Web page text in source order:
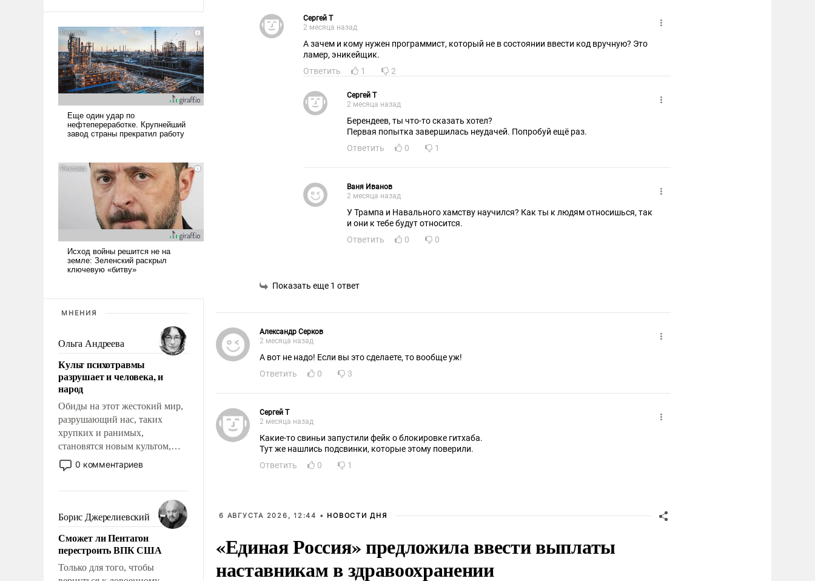
МНЕНИЯ
Ольга Андреева
Культ психотравмы
разрушает и человека, и
народ
Обиды на этот жестокий мир,
разрушающий нас, таких
хрупких и ранимых,
становятся новым культом,
постепенно вытесняя и
отменяя традиционное
мужественным и твердым под
ударами судьбы, брать на себя
ответственность, помогать
слабым, идти вперед и
адаптироваться.
0 комментариев
Борис Джерелиевский
Сможет ли Пентагон
перестроить ВПК США
Только для того, чтобы
Cepгeй T
2 месяца назад
А зачем и кому нужен программист, который не в состоянии ввести код вручную? Это
ламер, эникейщик.
Ответить
1 2
Cepгeй T
2 месяца назад
Берендеев, ты что-то сказать хотел?
Первая попытка завершилась неудачей. Попробуй ещё раз.
Ответить
0 1
Ваня Иванов
2 месяца назад
У Трампа и Навального хамству научился? Как ты к людям относишься, так
и они к тебе будут относится.
Ответить
0 0
Показать еще 1 ответ
Александр Серков
2 месяца назад
А вот не надо! Если вы это сделаете, то вообще уж!
Ответить
0 3
Cepгeй T
2 месяца назад
Какие-то свиньи запустили фейк о блокировке гитхаба.
Тут же нашлись подсвинки, которые этому поверили.
Ответить
0 1
6 АВГУСТА 2026, 12:44 • НОВОСТИ ДНЯ
«Единая Россия» предложила ввести выплаты
наставникам в здравоохранении